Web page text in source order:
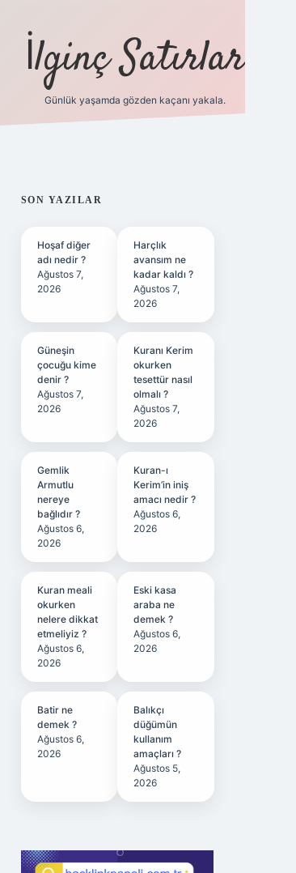
İlginç Satırlar
Günlük yaşamda gözden kaçanı yakala.
SIDEBAR
SON YAZILAR
Hoşaf diğer
adı nedir ?
Ağustos 7,
2026
Harçlık
avansım ne
kadar kaldı ?
Ağustos 7,
2026
Güneşin
çocuğu kime
denir ?
Ağustos 7,
2026
Kuranı Kerim
okurken
tesettür nasıl
olmalı ?
Ağustos 7,
2026
Gemlik
Armutlu
nereye
bağlıdır ?
Ağustos 6,
2026
Kuran-ı
Kerim’in iniş
amacı nedir ?
Ağustos 6,
2026
Kuran meali
okurken
nelere dikkat
etmeliyiz ?
Ağustos 6,
2026
Eski kasa
araba ne
demek ?
Ağustos 6,
2026
Batir ne
demek ?
Ağustos 6,
2026
Balıkçı
düğümün
kullanım
amaçları ?
Ağustos 5,
2026